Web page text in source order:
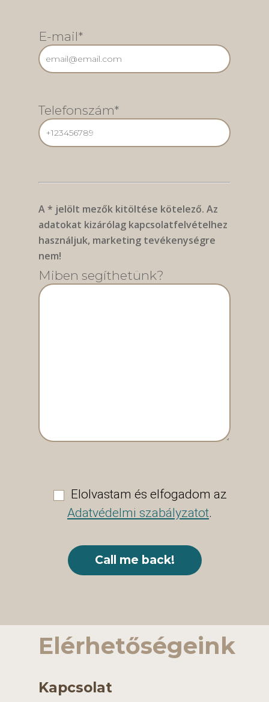
E-mail*
Telefonszám*
A * jelölt mezők kitöltése kötelező. Az
adatokat kizárólag kapcsolatfelvételhez
használjuk, marketing tevékenységre
nem!
Miben segíthetünk?
Elolvastam és elfogadom az
Adatvédelmi szabályzatot.
Elérhetőségeink
Kapcsolat